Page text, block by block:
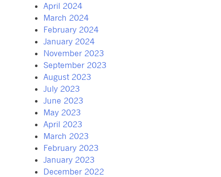
April 2024
March 2024
February 2024
January 2024
November 2023
September 2023
August 2023
July 2023
June 2023
May 2023
April 2023
March 2023
February 2023
January 2023
December 2022